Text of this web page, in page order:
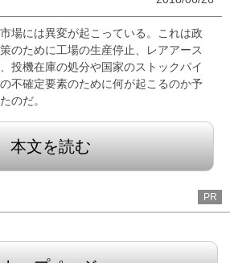
場には異変が起こっている。これは政
のために工場の生産停止、レアアース
投機在庫の処分や国家のストックパイ
不確定要素のために何が起こるのか予
のだ。
本文を読む
PR